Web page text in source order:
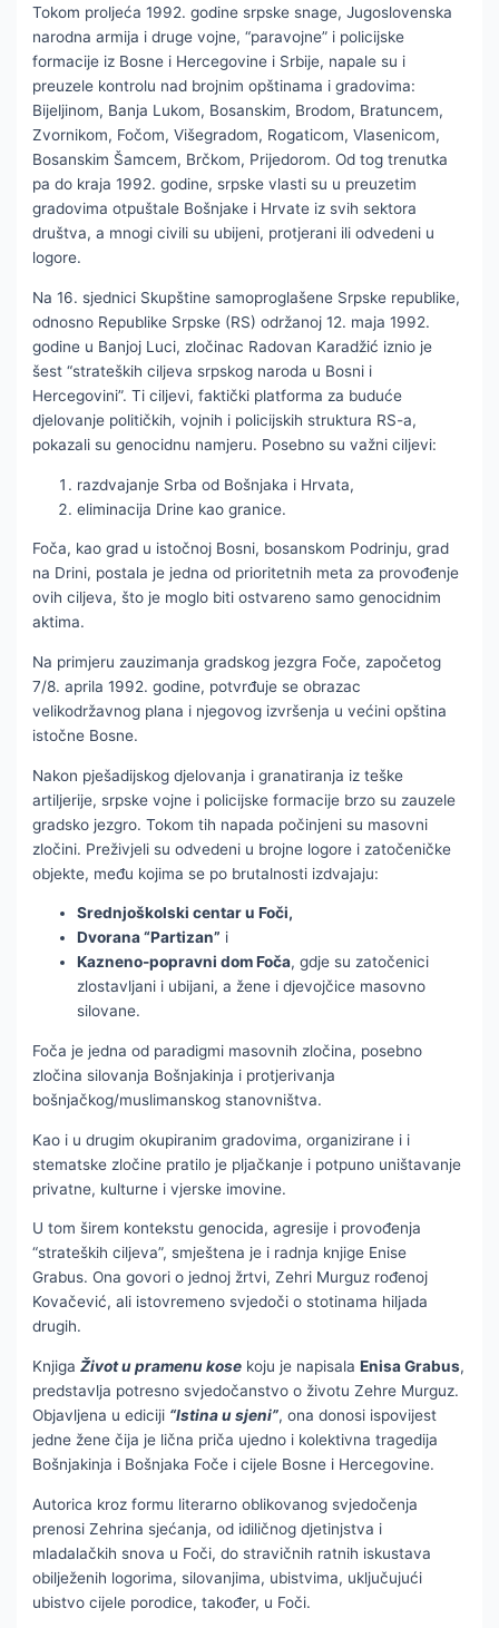
Tokom proljeća 1992. godine srpske snage, Jugoslovenska
narodna armija i druge vojne, “paravojne” i policijske
formacije iz Bosne i Hercegovine i Srbije, napale su i
preuzele kontrolu nad brojnim opštinama i gradovima:
Bijeljinom, Banja Lukom, Bosanskim, Brodom, Bratuncem,
Zvornikom, Fočom, Višegradom, Rogaticom, Vlasenicom,
Bosanskim Šamcem, Brčkom, Prijedorom. Od tog trenutka
pa do kraja 1992. godine, srpske vlasti su u preuzetim
gradovima otpuštale Bošnjake i Hrvate iz svih sektora
društva, a mnogi civili su ubijeni, protjerani ili odvedeni u
logore.
Na 16. sjednici Skupštine samoproglašene Srpske republike,
odnosno Republike Srpske (RS) održanoj 12. maja 1992.
godine u Banjoj Luci, zločinac Radovan Karadžić iznio je
šest “strateških ciljeva srpskog naroda u Bosni i
Hercegovini”. Ti ciljevi, faktički platforma za buduće
djelovanje političkih, vojnih i policijskih struktura RS-a,
pokazali su genocidnu namjeru. Posebno su važni ciljevi:
razdvajanje Srba od Bošnjaka i Hrvata,
eliminacija Drine kao granice.
Foča, kao grad u istočnoj Bosni, bosanskom Podrinju, grad
na Drini, postala je jedna od prioritetnih meta za provođenje
ovih ciljeva, što je moglo biti ostvareno samo genocidnim
aktima.
Na primjeru zauzimanja gradskog jezgra Foče, započetog
7/8. aprila 1992. godine, potvrđuje se obrazac
velikodržavnog plana i njegovog izvršenja u većini opština
istočne Bosne.
Nakon pješadijskog djelovanja i granatiranja iz teške
artiljerije, srpske vojne i policijske formacije brzo su zauzele
gradsko jezgro. Tokom tih napada počinjeni su masovni
zločini. Preživjeli su odvedeni u brojne logore i zatočeničke
objekte, među kojima se po brutalnosti izdvajaju:
Srednjoškolski centar u Foči,
Dvorana “Partizan” i
Kazneno-popravni dom Foča, gdje su zatočenici
zlostavljani i ubijani, a žene i djevojčice masovno
silovane.
Foča je jedna od paradigmi masovnih zločina, posebno
zločina silovanja Bošnjakinja i protjerivanja
bošnjačkog/muslimanskog stanovništva.
Kao i u drugim okupiranim gradovima, organizirane i i
stematske zločine pratilo je pljačkanje i potpuno uništavanje
privatne, kulturne i vjerske imovine.
U tom širem kontekstu genocida, agresije i provođenja
“strateških ciljeva”, smještena je i radnja knjige Enise
Grabus. Ona govori o jednoj žrtvi, Zehri Murguz rođenoj
Kovačević, ali istovremeno svjedoči o stotinama hiljada
drugih.
KnjigaŽivot u pramenu kose koju je napisalaEnisa Grabus,
predstavlja potresno svjedočanstvo o životu Zehre Murguz.
Objavljena u ediciji “Istina u sjeni”, ona donosi ispovijest
jedne žene čija je lična priča ujedno i kolektivna tragedija
Bošnjakinja i Bošnjaka Foče i cijele Bosne i Hercegovine.
Autorica kroz formu literarno oblikovanog svjedočenja
prenosi Zehrina sjećanja, od idiličnog djetinjstva i
mladalačkih snova u Foči, do stravičnih ratnih iskustava
obilježenih logorima, silovanjima, ubistvima, uključujući
ubistvo cijele porodice, također, u Foči.